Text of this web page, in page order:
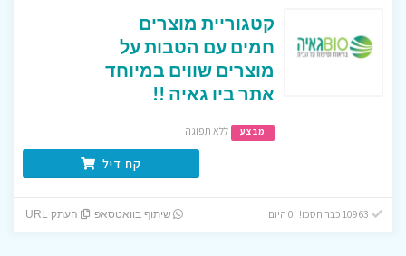
קטגוריית מוצרים
חמים עם הטבות על
מוצרים שווים במיוחד
אתר ביו גאיה !!
מבצע ללא תפוגה
קח דיל
שיתוף בוואטסאפ העתק URL